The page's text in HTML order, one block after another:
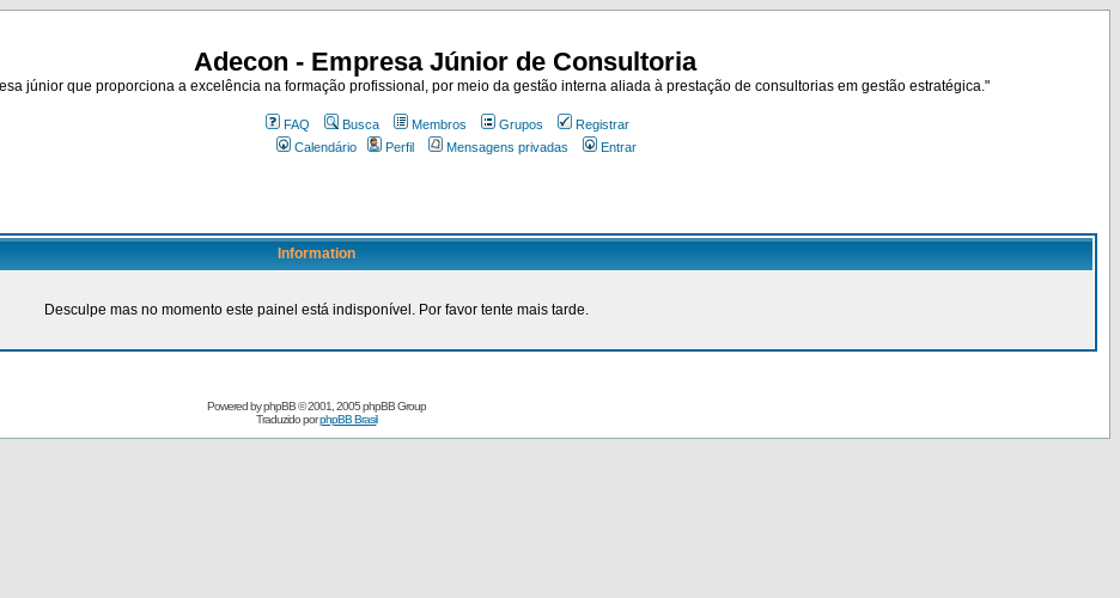
Adecon - Empresa Júnior de Consultoria
júnior que proporciona a excelência na formação profissional, por meio da gestão interna aliada à prestação de consultorias em gestão estratégica."
FAQ Busca Membros Grupos
Registrar
Calendário
Perfil Mensagens privadas Entrar
Information
Desculpe mas no momento este painel está indisponível. Por favor tente mais tarde.
Powered byphpBB© 2001, 2005 phpBB Group
Traduzido porphpBB Brasil